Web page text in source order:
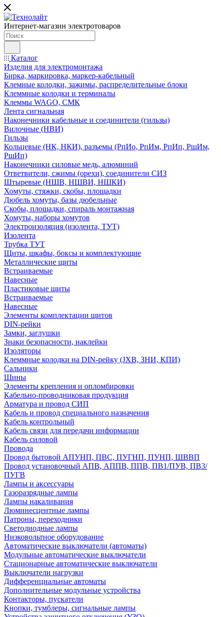
Интернет-магазин электротоваров
Каталог
Изделия для электромонтажа
Бирка, маркировка, маркер-кабельный
Клемные колодки, зажимы, распределительные блоки
Клеммные колодки и терминалы
Клеммы WAGO, СМК
Лента сигнальная
Наконечники кабельные и соединители (гильзы)
Вилочные (НВИ)
Гильзы
Кольцевые (НК, НКИ), разъемы (РпИо, РпИм, РпИп, РшИм,
РшИп)
Наконечники силовые медь, алюминий
Ответвители, сжимы (орехи), соединители СИЗ
Штыревые (НШВ, НШВИ, НШКИ)
Хомуты, стяжки, скобы, площадки
Дюбель хомуты, базы дюбельные
Скобы, площадки, спираль монтажная
Хомуты, наборы хомутов
Электроизоляция (изолента, ТУТ)
Изолента
Трубка ТУТ
Щиты, шкафы, боксы и комплектующие
Металлические щиты
Встраиваемые
Навесные
Пластиковые щиты
Встраиваемые
Навесные
Элементы комплектации щитов
DIN-рейки
Замки, заглушки
Знаки безопасности, наклейки
Изоляторы
Клеммные колодки на DIN-рейку (JXB, ЗНИ, КПИ)
Сальники
Шины
Элементы крепления и опломбировки
Кабельно-проводниковая продукция
Арматура и провод СИП
Кабель и провод специального назначения
Кабель контрольный
Кабель связи для передачи информации
Кабель силовой
Провода
Провод бытовой АПУНП, ПВС, ПУГНП, ПУНП, ШВВП
Провод установочный АПВ, АППВ, ППВ, ПВ1/ПУВ, ПВ3/
ПУГВ
Лампы и аксессуары
Газоразрядные лампы
Лампы накаливания
Люминесцентные лампы
Патроны, переходники
Светодиодные лампы
Низковольтное оборудование
Автоматические выключатели (автоматы)
Модульные автоматические выключатели
Стационарные автоматические выключатели
Выключатели нагрузки
Дифференциальные автоматы
Дополнительные модульные устройства
Контакторы, пускатели
Кнопки, тумблеры, сигнальные лампы